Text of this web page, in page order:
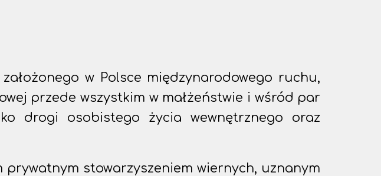
w Polsce międzynarodowego ruchu,
przede wszystkim w małżeństwie i wśród par
drogi osobistego życia wewnętrznego oraz
stowarzyszeniem wiernych, uznanym